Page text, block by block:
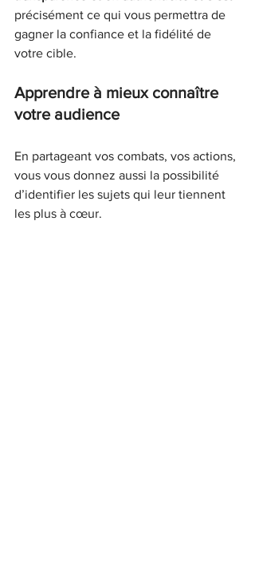
précisément ce qui vous permettra de
gagner la confiance et la fidélité de
votre cible.
Apprendre à mieux connaître
votre audience
En partageant vos combats, vos actions,
vous vous donnez aussi la possibilité
d’identifier les sujets qui leur tiennent
les plus à cœur.